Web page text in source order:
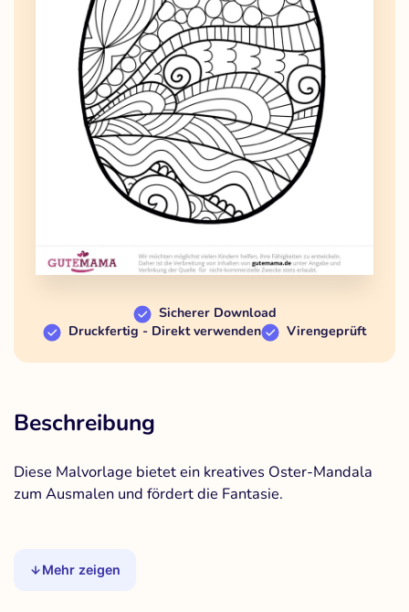
Sicherer Download
Druckfertig - Direkt verwenden
Virengeprüft
Beschreibung
Diese Malvorlage bietet ein kreatives Oster-Mandala
zum Ausmalen und fördert die Fantasie.
Mehr zeigen